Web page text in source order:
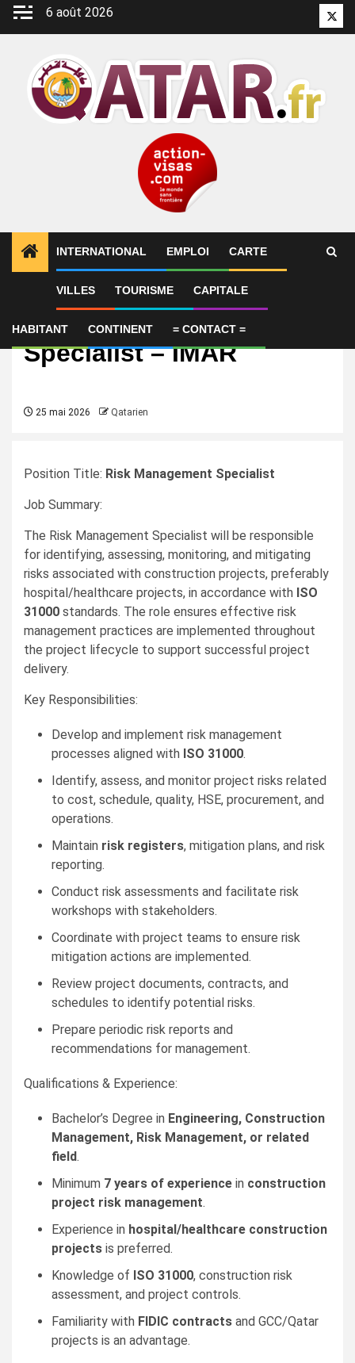
Aller
6 août 2026
INTERNATIONAL EMPLOI CARTE
VILLES TOURISME CAPITALE
HABITANT CONTINENT = CONTACT =
Risk Management
Specialist – IMAR
25 mai 2026 Qatarien
Position Title: Risk Management Specialist
Job Summary:
The Risk Management Specialist will be responsible
for identifying, assessing, monitoring, and mitigating
risks associated with construction projects, preferably
hospital/healthcare projects, in accordance with ISO
31000 standards. The role ensures effective risk
management practices are implemented throughout
the project lifecycle to support successful project
delivery.
Key Responsibilities:
Develop and implement risk management
processes aligned with ISO 31000.
Identify, assess, and monitor project risks related
to cost, schedule, quality, HSE, procurement, and
operations.
Maintain risk registers, mitigation plans, and risk
reporting.
Conduct risk assessments and facilitate risk
workshops with stakeholders.
Coordinate with project teams to ensure risk
mitigation actions are implemented.
Review project documents, contracts, and
schedules to identify potential risks.
Prepare periodic risk reports and
recommendations for management.
Qualifications & Experience:
Bachelor’s Degree in Engineering, Construction
Management, Risk Management, or related
field.
Minimum 7 years of experience in construction
project risk management.
Experience in hospital/healthcare construction
projects is preferred.
Knowledge of ISO 31000, construction risk
assessment, and project controls.
Familiarity with FIDIC contracts and GCC/Qatar
projects is an advantage.